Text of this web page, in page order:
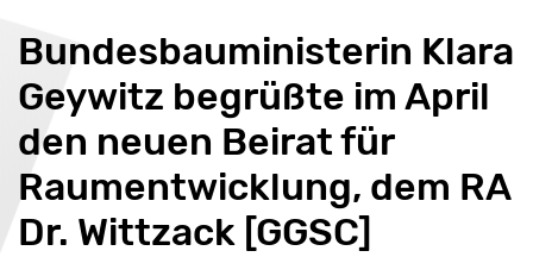
Bundesbauministerin Klara
Geywitz begrüßte im April
den neuen Beirat für
Raumentwicklung, dem RA
Dr. Wittzack [GGSC]